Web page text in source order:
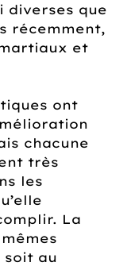
diverses que
récemment,
et
ont
chacune
très
les
La
soit au